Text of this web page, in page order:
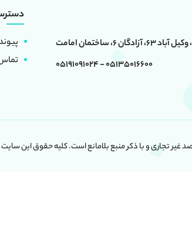
آزادگان 6، ساختمان امامت
05135016600 - 05191091024
تماس
غیر تجاری و با ذکر منبع بلامانع است. کلیه حقوق این